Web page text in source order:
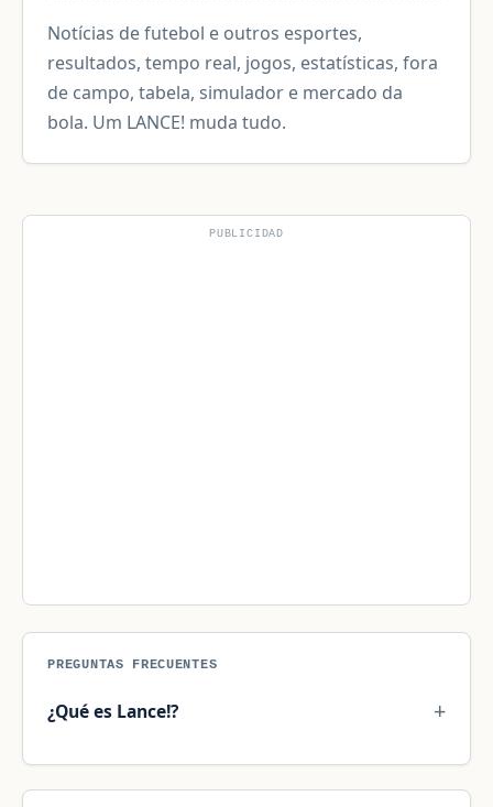
Notícias de futebol e outros esportes,
resultados, tempo real, jogos, estatísticas, fora
de campo, tabela, simulador e mercado da
bola. Um LANCE! muda tudo.
PUBLICIDAD
PREGUNTAS FRECUENTES
¿Qué es Lance!?